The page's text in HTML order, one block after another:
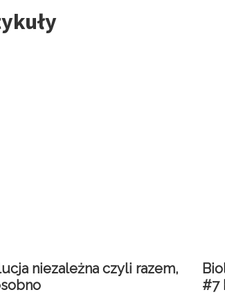
niezależna czyli razem,
#7